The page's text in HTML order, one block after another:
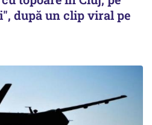
după un clip viral pe